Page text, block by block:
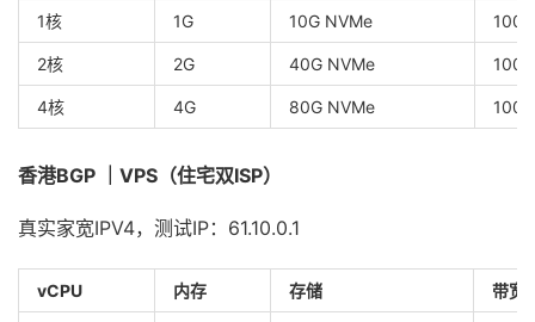
1核 1G 10G NVMe
2核 2G 40G NVMe
4核 4G 80G NVMe
香港BGP ｜VPS（住宅双ISP）
真实家宽IPV4，测试IP：61.10.0.1
vCPU 内存 存储 带宽